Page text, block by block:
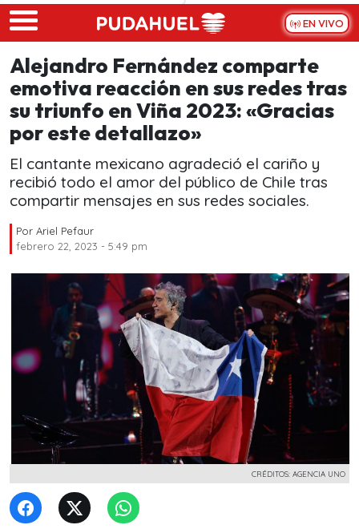
Skip to main content
EN VIVO
Alejandro Fernández comparte
emotiva reacción en sus redes tras
su triunfo en Viña 2023: «Gracias
por este detallazo»
El cantante mexicano agradeció el cariño y
recibió todo el amor del público de Chile tras
compartir mensajes en sus redes sociales.
Por Ariel Pefaur
febrero 22, 2023 - 5:49 pm
CRÉDITOS: AGENCIA UNO